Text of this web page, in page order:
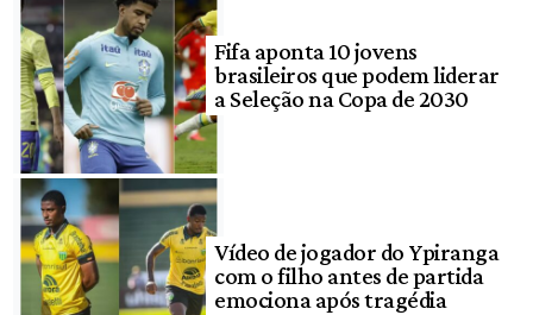
Fifa aponta 10 jovens
brasileiros que podem liderar
a Seleção na Copa de 2030
Vídeo de jogador do Ypiranga
com o filho antes de partida
emociona após tragédia